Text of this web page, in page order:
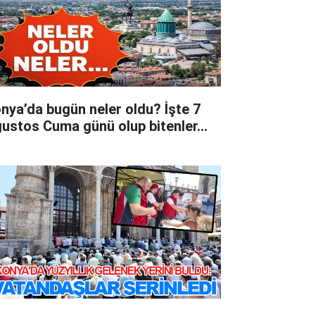
bugün neler oldu? İşte 7
Cuma günü olup bitenler…